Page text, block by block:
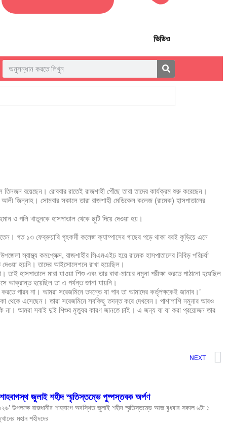
ভিডিও
রয়েছেন। রোববার রাতেই রাজশাহী পৌঁছে তারা তাদের কার্যক্রম শুরু করেছেন।
জিন্নাহ। সোমবার সকালে তারা রাজশাহী মেডিকেল কলেজ (রামেক) হাসপাতালের
ও পলি খাতুনকে হাসপাতাল থেকে ছুটি দিয়ে দেওয়া হয়।
গত ১৩ ফেব্রুয়ারি গৃহকর্মী কলেজ ক্যাম্পাসের গাছের পড়ে থাকা বরই কুড়িয়ে এনে
স্বাস্থ্য কমপ্লেক্স, রাজশাহীর সিএমএইচ হয়ে রামেক হাসপাতালের নিবিড় পরিচর্যা
হয়নি। তাদের আইসোলেশনে রাখা হয়েছিল।
মারা যাওয়া শিশু এবং তার বাবা-মায়ের নমুনা পরীক্ষা করতে পাঠানো হয়েছিল
আক্রান্ত হয়েছিল তা এ পর্যন্ত জানা যায়নি।
পারব না। আমরা সরেজমিনে তদন্তে যা পাব তা আমাদের কর্তৃপক্ষকেই জানাব।’
থেকে এসেছেন। তারা সরেজমিনে সবকিছু তদন্ত করে দেখবেন। পাশাপাশি নমুনার আরও
কি না। আমরা সবাই দুই শিশুর মৃত্যুর কারণ জানতে চাই। এ জন্য যা যা করা প্রয়োজন তার
NEXT
জুলাই শহীদ স্মৃতিস্তম্ভে পুষ্পস্তবক অর্পণ
উপলক্ষে রাজধানীর শাহবাগে অবস্থিত জুলাই শহীদ স্মৃতিস্তম্ভে আজ বুধবার সকাল ৬টা ১
মহান শহীদদের